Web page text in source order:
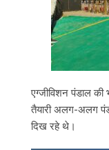
एग्जीविशन पंडाल की
तैयारी अलग-अलग
दिख रहे थे।